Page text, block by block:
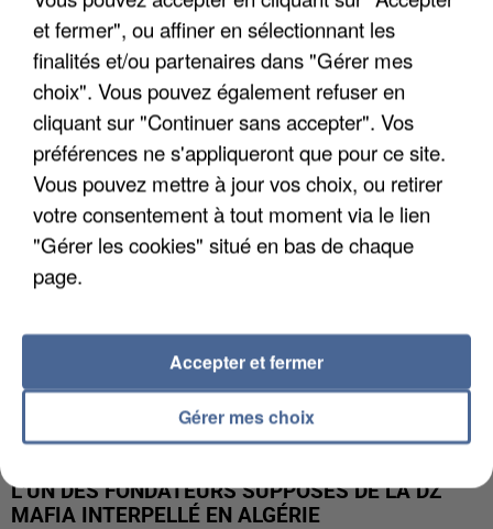
APRÈS TOUTES CES CANICULES, LES REFUGES
DE FAUNE SAUVAGE SONT...
L’UN DES FONDATEURS SUPPOSÉS DE LA DZ
MAFIA INTERPELLÉ EN ALGÉRIE
et fermer", ou affiner en sélectionnant les
finalités et/ou partenaires dans "Gérer mes
choix". Vous pouvez également refuser en
cliquant sur "Continuer sans accepter". Vos
préférences ne s'appliqueront que pour ce site.
Vous pouvez mettre à jour vos choix, ou retirer
votre consentement à tout moment via le lien
"Gérer les cookies" situé en bas de chaque
page.
Gérer mes choix
Accepter et fermer